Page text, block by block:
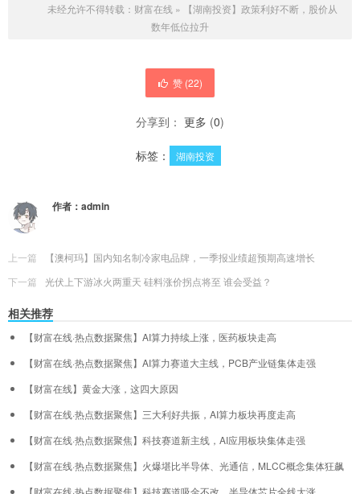
未经允许不得转载： 财富在线 »
【湖南投资】政策利好不断，股价从
数年低位拉升
赞 (22)
分享到： 更多 (0)
标签： 湖南投资
作者： admin
上一篇
【澳柯玛】国内知名制冷家电品牌，一季报业绩超预期高速增长
下一篇
光伏上下游冰火两重天 硅料涨价拐点将至 谁会受益？
相关推荐
【财富在线·热点数据聚焦】AI算力持续上涨，医药板块走高
【财富在线·热点数据聚焦】AI算力赛道大主线，PCB产业链集体走强
【财富在线】黄金大涨，这四大原因
【财富在线·热点数据聚焦】三大利好共振，AI算力板块再度走高
【财富在线·热点数据聚焦】科技赛道新主线，AI应用板块集体走强
【财富在线·热点数据聚焦】火爆堪比半导体、光通信，MLCC概念集体狂飙
【财富在线·热点数据聚焦】科技赛道吸金不改，半导体芯片全线大涨